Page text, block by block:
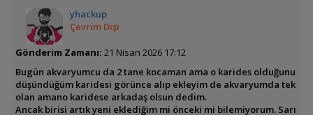
yhackup
Çevrim Dışı
Gönderim Zamanı: 21 Nisan 2026 17:12
Bugün akvaryumcu da 2 tane kocaman ama o karides olduğunu
düşündüğüm karidesi görünce alıp ekleyim de akvaryumda tek
olan amano karidese arkadaş olsun dedim.
Ancak birisi artık yeni eklediğim mi önceki mi bilemiyorum. Sarı